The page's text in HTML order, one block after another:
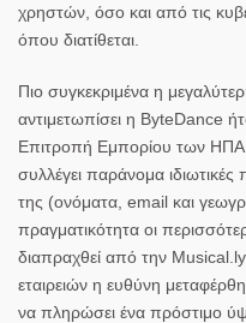
χρηστών, όσο και από τις
όπου διατίθεται.
Πιο συγκεκριμένα η
αντιμετωπίσει η ByteDance
Επιτροπή Εμπορίου των ΗΠΑ
συλλέγει παράνομα
της (ονόματα, email και
πραγματικότητα οι
διαπραχθεί από την
εταιρειών η ευθύνη
να πληρώσει ένα πρόστιμο